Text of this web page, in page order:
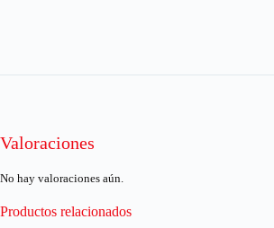
Valoraciones
No hay valoraciones aún.
Productos relacionados